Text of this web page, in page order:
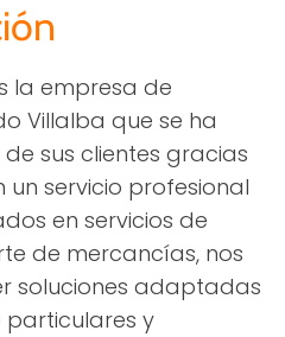
la empresa de
Villalba que se ha
sus clientes gracias
servicio profesional
en servicios de
de mercancías, nos
soluciones adaptadas
particulares y